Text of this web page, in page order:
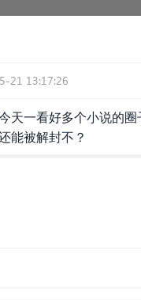
21 13:17:26
天一看好多个小说的
能被解封不？